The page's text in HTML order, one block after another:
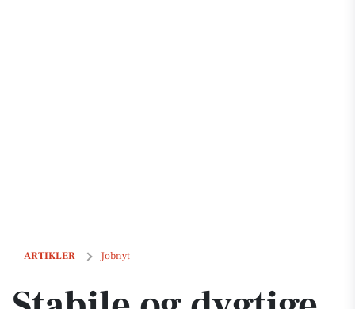
ARTIKLER Jobnyt
Stabile og dygtige operatører søges til BEWI Holbæk i et dynamisk